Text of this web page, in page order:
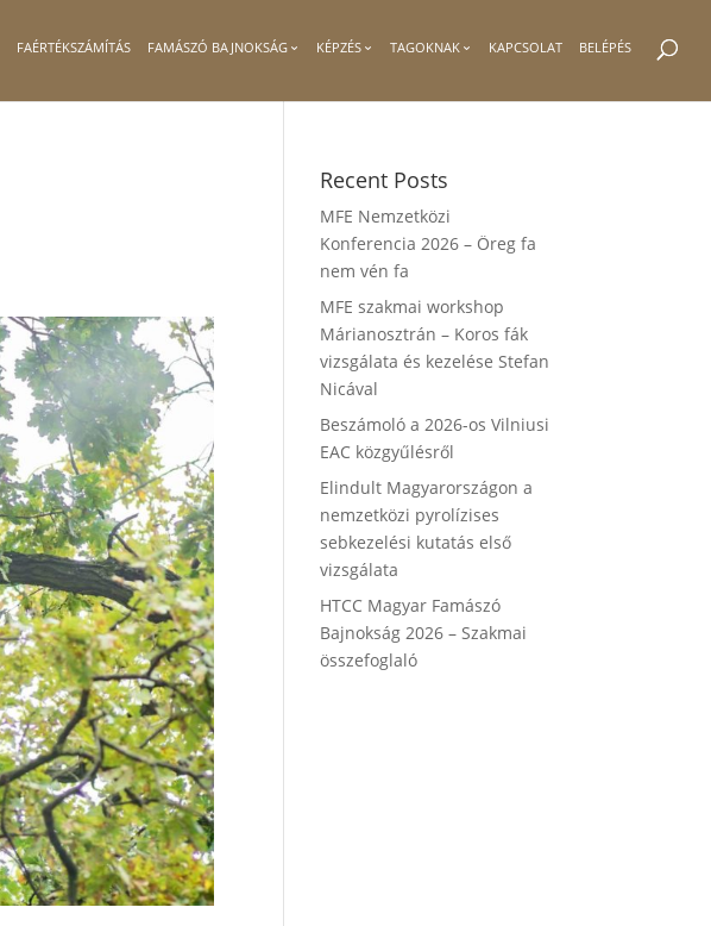
FAÉRTÉKSZÁMÍTÁS FAMÁSZÓ BAJNOKSÁG KÉPZÉS TAGOKNAK KAPCSOLAT BELÉPÉS
Recent Posts
MFE Nemzetközi
Konferencia 2026 – Öreg fa
nem vén fa
MFE szakmai workshop
Márianosztrán – Koros fák
vizsgálata és kezelése Stefan
Nicával
Beszámoló a 2026-os Vilniusi
EAC közgyűlésről
Elindult Magyarországon a
nemzetközi pyrolízises
sebkezelési kutatás első
vizsgálata
HTCC Magyar Famászó
Bajnokság 2026 – Szakmai
összefoglaló